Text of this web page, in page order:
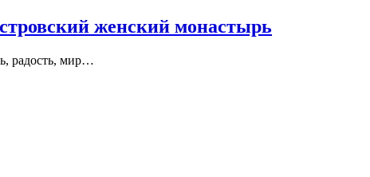
женский монастырь
радость, мир…